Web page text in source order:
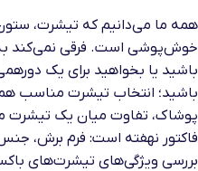
همه ما می‌دانیم که تیشرت،
خوش‌پوشی است. فرقی نمی‌کند به
باشید یا بخواهید برای یک
باشید؛ انتخاب تیشرت مناسب
پوشاک، تفاوت میان یک تیشرت
فاکتور نهفته است: فرم برش،
بررسی ویژگی‌های تیشرت‌های